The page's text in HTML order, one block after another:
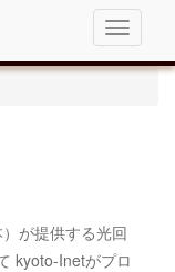
Toggle
が提供する光回
kyoto-Inetがプロ